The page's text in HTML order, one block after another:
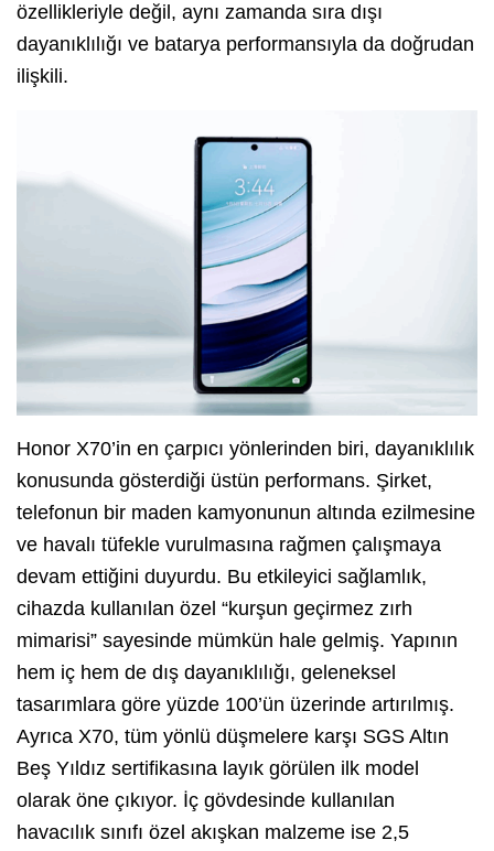
özellikleriyle değil, aynı zamanda sıra dışı
dayanıklılığı ve batarya performansıyla da doğrudan
ilişkili.
Honor X70’in en çarpıcı yönlerinden biri, dayanıklılık
konusunda gösterdiği üstün performans. Şirket,
telefonun bir maden kamyonunun altında ezilmesine
ve havalı tüfekle vurulmasına rağmen çalışmaya
devam ettiğini duyurdu. Bu etkileyici sağlamlık,
cihazda kullanılan özel “kurşun geçirmez zırh
mimarisi” sayesinde mümkün hale gelmiş. Yapının
hem iç hem de dış dayanıklılığı, geleneksel
tasarımlara göre yüzde 100’ün üzerinde artırılmış.
Ayrıca X70, tüm yönlü düşmelere karşı SGS Altın
Beş Yıldız sertifikasına layık görülen ilk model
olarak öne çıkıyor. İç gövdesinde kullanılan
havacılık sınıfı özel akışkan malzeme ise 2,5